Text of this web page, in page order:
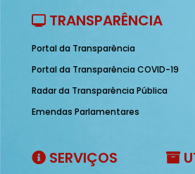
TRANSPARÊNCIA
Portal da Transparência
Portal da Transparência COVID-19
Radar da Transparência Pública
Emendas Parlamentares
SERVIÇOS